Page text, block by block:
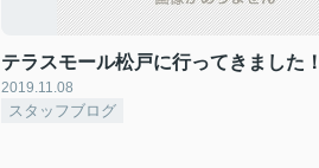
テラスモール松戸に行ってきました！
2019.11.08
スタッフブログ